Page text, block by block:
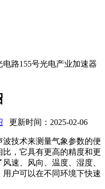
路155号光电产业加速器
更新时间：2025-02-06
技术来测量气象参数的便
，它具有更高的精度和更
速、风向、温度、湿度、
户可以在不同环境下快速